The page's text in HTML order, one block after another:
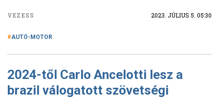
VEZESS 2023. JÚLIUS 5. 05:30
AUTÓ-MOTOR
2024-től Carlo Ancelotti lesz a
brazil válogatott szövetségi